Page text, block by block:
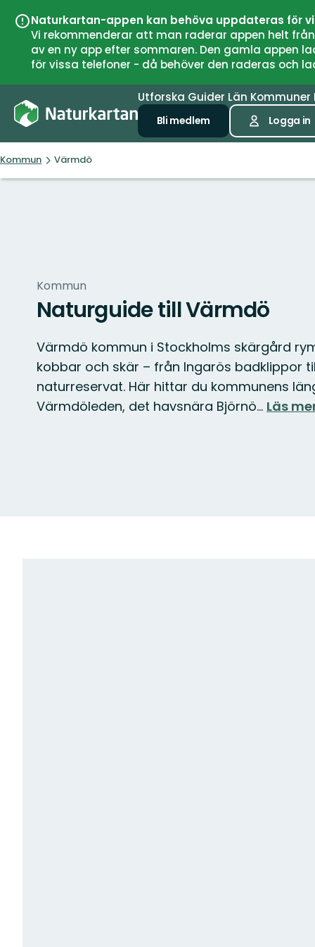
Naturkartan-appen kan behöva uppdateras för
Vi rekommenderar att man raderar appen helt
av en ny app efter sommaren. Den gamla
för vissa telefoner - då behöver den raderas och
Utforska Guider Län Kommuner
Bli medlem Logga in
Kommun Värmdö
Kommun
Naturguide till Värmdö
Värmdö kommun i Stockholms skärgård
kobbar och skär – från Ingarös badklippor
naturreservat. Här hittar du kommunens
Värmdöleden, det havsnära Björnö… Läs